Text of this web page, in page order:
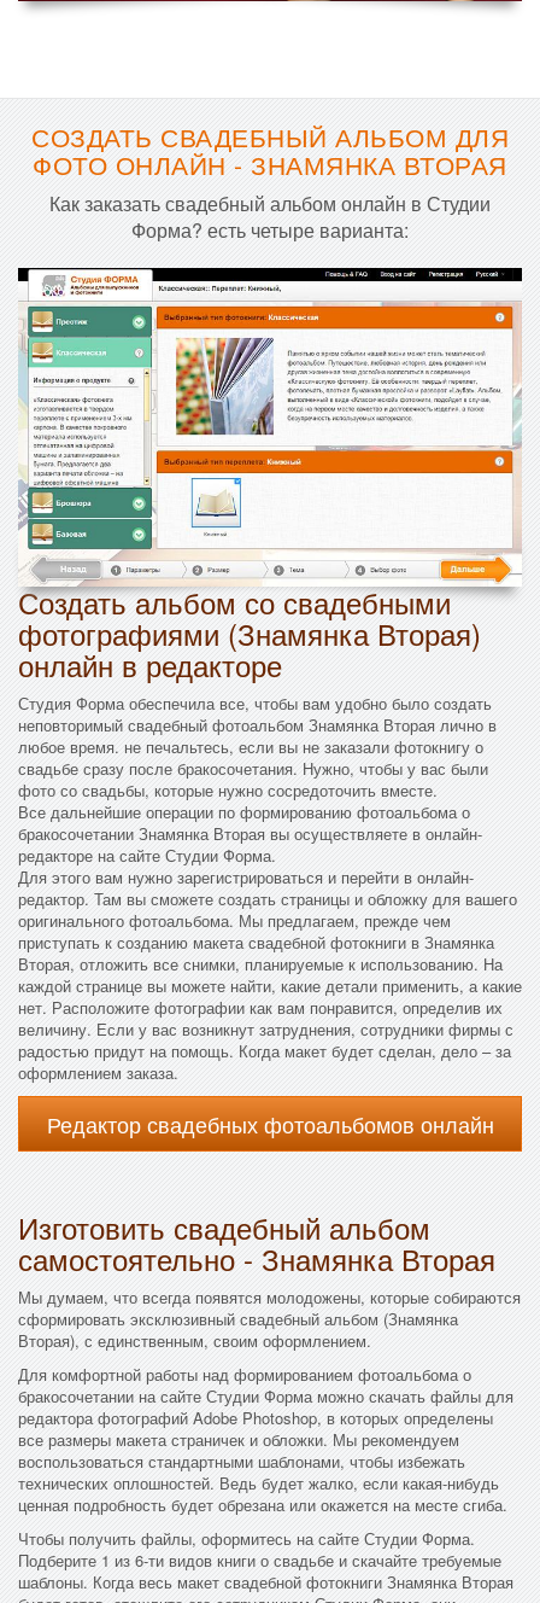
СОЗДАТЬ СВАДЕБНЫЙ АЛЬБОМ ДЛЯ
ФОТО ОНЛАЙН - ЗНАМЯНКА ВТОРАЯ
Как заказать свадебный альбом онлайн в Студии
Форма? есть четыре варианта:
Создать альбом со свадебными
фотографиями (Знамянка Вторая)
онлайн в редакторе
Студия Форма обеспечила все, чтобы вам удобно было создать
неповторимый свадебный фотоальбом Знамянка Вторая лично в
любое время. не печальтесь, если вы не заказали фотокнигу о
свадьбе сразу после бракосочетания. Нужно, чтобы у вас были
фото со свадьбы, которые нужно сосредоточить вместе.
Все дальнейшие операции по формированию фотоальбома о
бракосочетании Знамянка Вторая вы осуществляете в онлайн-
редакторе на сайте Студии Форма.
Для этого вам нужно зарегистрироваться и перейти в онлайн-
редактор. Там вы сможете создать страницы и обложку для вашего
оригинального фотоальбома. Мы предлагаем, прежде чем
приступать к созданию макета свадебной фотокниги в Знамянка
Вторая, отложить все снимки, планируемые к использованию. На
каждой странице вы можете найти, какие детали применить, а какие
нет. Расположите фотографии как вам понравится, определив их
величину. Если у вас возникнут затруднения, сотрудники фирмы с
радостью придут на помощь. Когда макет будет сделан, дело – за
оформлением заказа.
Редактор свадебных фотоальбомов онлайн
Изготовить свадебный альбом
самостоятельно - Знамянка Вторая
Мы думаем, что всегда появятся молодожены, которые собираются
сформировать эксклюзивный свадебный альбом (Знамянка
Вторая), с единственным, своим оформлением.
Для комфортной работы над формированием фотоальбома о
бракосочетании на сайте Студии Форма можно скачать файлы для
редактора фотографий Adobe Photoshop, в которых определены
все размеры макета страничек и обложки. Мы рекомендуем
воспользоваться стандартными шаблонами, чтобы избежать
технических оплошностей. Ведь будет жалко, если какая-нибудь
ценная подробность будет обрезана или окажется на месте сгиба.
Чтобы получить файлы, оформитесь на сайте Студии Форма.
Подберите 1 из 6-ти видов книги о свадьбе и скачайте требуемые
шаблоны. Когда весь макет свадебной фотокниги Знамянка Вторая